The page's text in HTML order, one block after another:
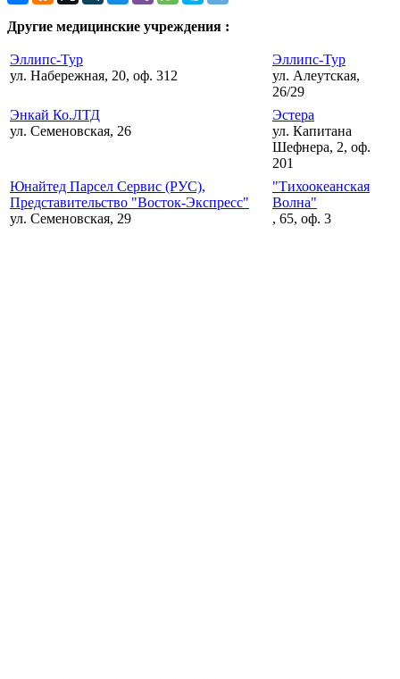
Другие медицинские учреждения :
Эллипс-Тур
ул. Набережная, 20, оф. 312
Эллипс-Тур
ул. Алеутская,
26/29
Энкай Ко.ЛТД
ул. Семеновская, 26
Эстера
ул. Капитана
Шефнера, 2, оф.
201
Юнайтед Парсел Сервис (РУС),
Представительство "Восток-Экспресс"
ул. Семеновская, 29
"Тихоокеанская
Волна"
, 65, оф. 3